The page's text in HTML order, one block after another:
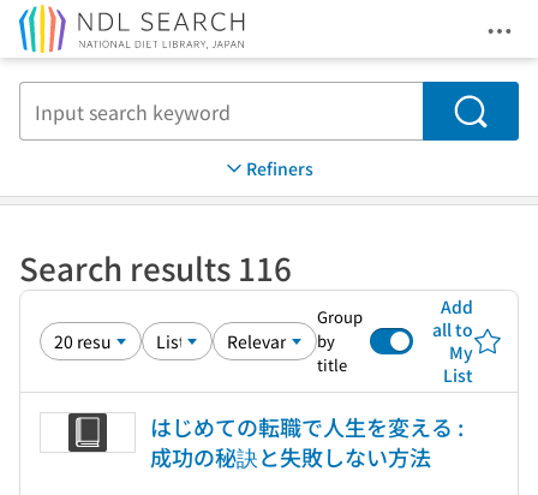
Search
Refiners
Search results 116
Group
by
title
Add
all to
My
List
はじめての転職で人生を変える :
成功の秘訣と失敗しない方法